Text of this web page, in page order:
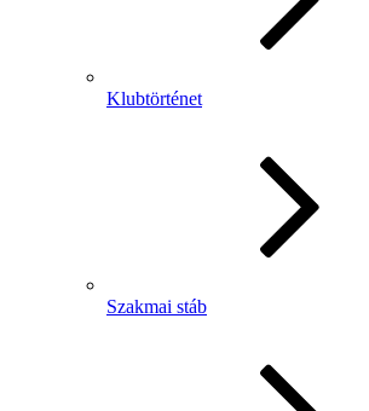
Klubtörténet
Szakmai stáb